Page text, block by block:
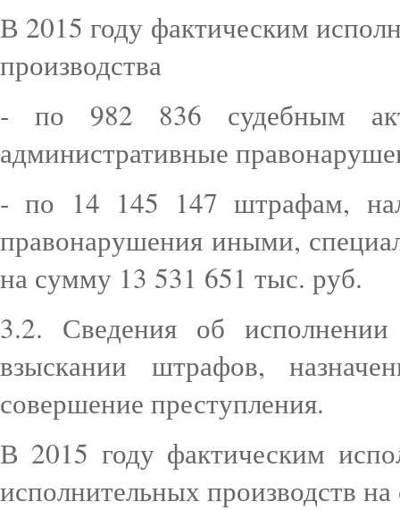
В 2015 году фактическим
производства
- по 982 836 судебным
административные
- по 14 145 147 штрафам,
правонарушения иными,
на сумму 13 531 651 тыс. руб.
3.2. Сведения об
взыскании штрафов,
совершение преступления.
В 2015 году фактическим
исполнительных производств